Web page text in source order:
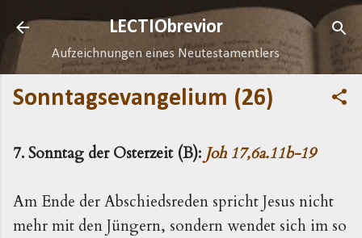
Direkt zum Hauptbereich
LECTIObrevior
Aufzeichnungen eines Neutestamentlers
Sonntagsevangelium (26)
7. Sonntag der Osterzeit (B): Joh 17,6a.11b-19
Am Ende der Abschiedsreden spricht Jesus nicht
mehr mit den Jüngern, sondern wendet sich im so